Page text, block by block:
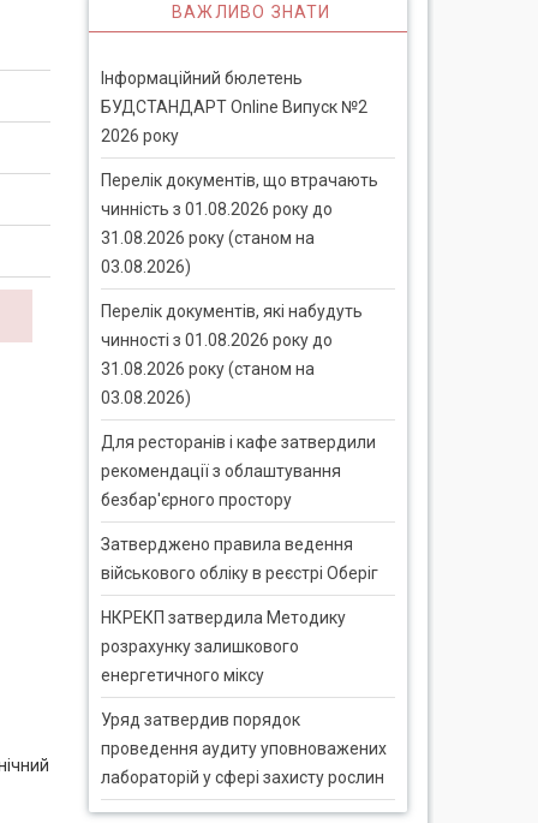
ВАЖЛИВО ЗНАТИ
Інформаційний бюлетень
БУДСТАНДАРТ Online Випуск №2
2026 року
Перелік документів, що втрачають
чинність з 01.08.2026 року до
31.08.2026 року (станом на
03.08.2026)
Перелік документів, які набудуть
чинності з 01.08.2026 року до
31.08.2026 року (станом на
03.08.2026)
Для ресторанів і кафе затвердили
рекомендації з облаштування
безбар'єрного простору
Затверджено правила ведення
військового обліку в реєстрі Оберіг
НКРЕКП затвердила Методику
розрахунку залишкового
енергетичного міксу
Уряд затвердив порядок
проведення аудиту уповноважених
лабораторій у сфері захисту рослин